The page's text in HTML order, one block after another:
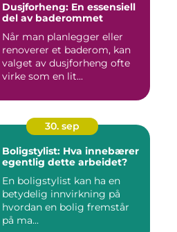
Dusjforheng: En essensiell
del av baderommet
Når man planlegger eller
renoverer et baderom, kan
valget av dusjforheng ofte
virke som en lit...
30. sep
Boligstylist: Hva innebærer
egentlig dette arbeidet?
En boligstylist kan ha en
betydelig innvirkning på
hvordan en bolig fremstår
på ma...